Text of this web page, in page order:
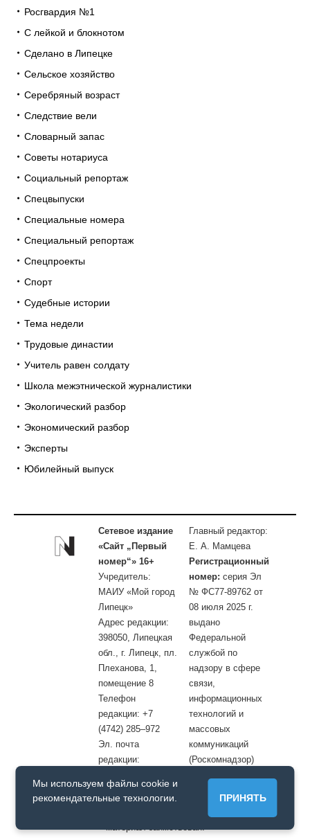
Мы используем файлы cookie и
рекомендательные технологии.
ПРИНЯТЬ
Росгвардия №1
С лейкой и блокнотом
Сделано в Липецке
Сельское хозяйство
Серебряный возраст
Следствие вели
Словарный запас
Советы нотариуса
Социальный репортаж
Спецвыпуски
Специальные номера
Специальный репортаж
Спецпроекты
Спорт
Судебные истории
Тема недели
Трудовые династии
Учитель равен солдату
Школа межэтнической журналистики
Экологический разбор
Экономический разбор
Эксперты
Юбилейный выпуск
Сетевое издание
«Сайт „Первый
номер“» 16+
Учредитель:
МАИУ «Мой город
Липецк»
Адрес редакции:
398050, Липецкая
обл., г. Липецк, пл.
Плеханова, 1,
помещение 8
Телефон
редакции: +7
(4742) 285–972
Эл. почта
редакции:
Главный редактор:
Е. А. Мамцева
Регистрационный
номер: серия Эл
№ ФС77-89762 от
08 июля 2025 г.
выдано
Федеральной
службой по
надзору в сфере
связи,
информационных
технологий и
массовых
коммуникаций
(Роскомнадзор)
Первый номер © / Допускается цитирование материалов с